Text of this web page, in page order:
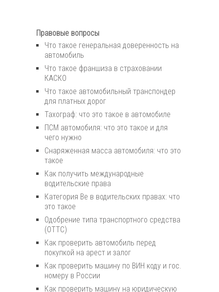
Правовые вопросы
Что такое генеральная доверенность на
автомобиль
Что такое франшиза в страховании
КАСКО
Что такое автомобильный транспондер
для платных дорог
Тахограф: что это такое в автомобиле
ПСМ автомобиля: что это такое и для
чего нужно
Снаряженная масса автомобиля: что это
такое
Как получить международные
водительские права
Категория Be в водительских правах: что
это такое
Одобрение типа транспортного средства
(ОТТС)
Как проверить автомобиль перед
покупкой на арест и залог
Как проверить машину по ВИН коду и гос.
номеру в России
Как проверить машину на юридическую